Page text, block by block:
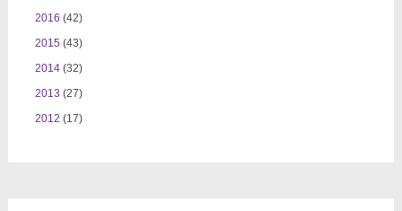
2016 (42)
2015 (43)
2014(32)
2013 (27)
2012 (17)